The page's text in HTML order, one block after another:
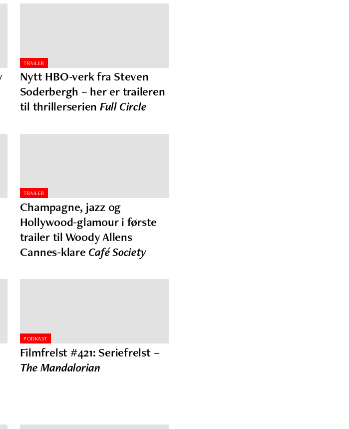
TRAILER
Nytt HBO-verk fra Steven
Soderbergh – her er traileren
til thrillerserien Full Circle
TRAILER
Champagne, jazz og
Hollywood-glamour i første
trailer til Woody Allens
Cannes-klareCafé Society
PODKAST
Filmfrelst #421: Seriefrelst –
The Mandalorian